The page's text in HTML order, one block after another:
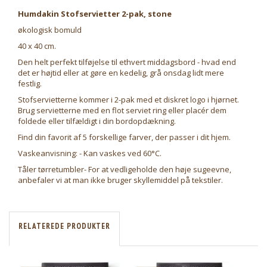
Humdakin Stofservietter 2-pak, stone
økologisk bomuld
40 x 40 cm.
Den helt perfekt tilføjelse til ethvert middagsbord - hvad end
det er højtid eller at gøre en kedelig, grå onsdag lidt mere
festlig.
Stofservietterne kommer i 2-pak med et diskret logo i hjørnet.
Brug servietterne med en flot serviet ring eller placér dem
foldede eller tilfældigt i din bordopdækning.
Find din favorit af 5 forskellige farver, der passer i dit hjem.
Vaskeanvisning: - Kan vaskes ved 60°C.
Tåler tørretumbler- For at vedligeholde den høje sugeevne,
anbefaler vi at man ikke bruger skyllemiddel på tekstiler.
RELATEREDE PRODUKTER